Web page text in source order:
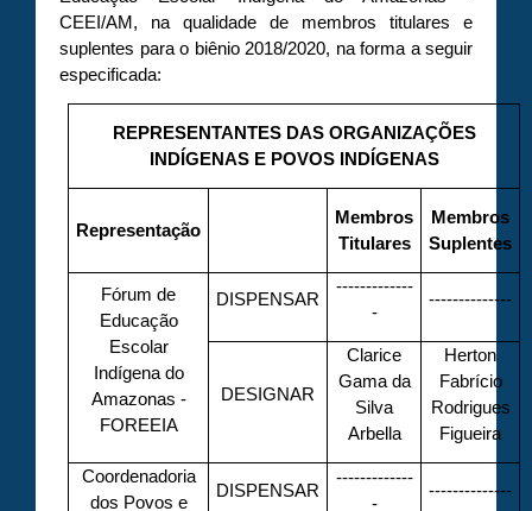
CEEI/AM, na qualidade de membros titulares e
suplentes para o biênio 2018/2020, na forma a seguir
especificada:
REPRESENTANTES DAS ORGANIZAÇÕES
INDÍGENAS E POVOS INDÍGENAS
Representação
Membros
Titulares
Membros
Suplentes
Fórum de
Educação
Escolar
Indígena do
Amazonas -
FOREEIA
DISPENSAR
-------------
-
--------------
DESIGNAR
Clarice
Gama da
Silva
Arbella
Herton
Fabrício
Rodrigues
Figueira
Coordenadoria
dos Povos e
DISPENSAR
-------------
-
--------------